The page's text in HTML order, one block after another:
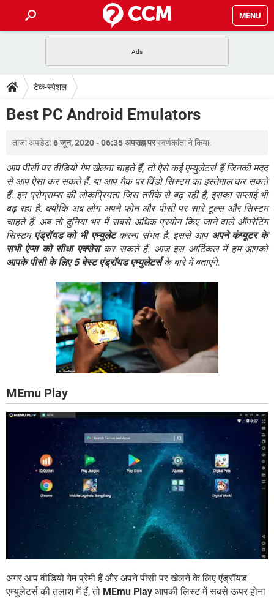
MENU
फोन पर अकाउंट बैलेंस चेक
WhatsApp Hack हो गया? Lucky Patcher यूज करें
टेक-स्पेशल
2020 के फ्री एंटीवायरस
बेस्ट फ्री ऑनलाइन गेम्स
डाउनलोड
FORUM
TikTok Account Freeze हो गया JioPhone में TikTok डाउनलोड
SBI बैंक अकाउंट नंबर पता करें
एनसाइक्लोपीडिया
केबल और कनेक्टर्स कंप्यूटर बस
सीरियल और पैरलल पोर्ट
टेक-स्पेशल
Best PC Android Emulators
ताजा अपडेट:6 जून, 2020 - 06:35 अपराह्न परस्वर्णकांताने किया.
आप पीसी पर वीडियो गेम खेलना चाहते हैं, तो ऐसे कई एम्युलेटर्स हैं जिनकी मदद
से आप ऐसा कर सकते हैं. या आप मैक पर विंडो सिस्टम का इस्तेमाल कर सकते
हैं. इन प्रोग्राम्स की लोकप्रियता जिस तरीके से बढ़ रही है, इसका सप्लाई भी
बढ़ रहा है. क्योंकि अब लोग अपने फोन और पीसी पर सारे टूल्स और सिस्टम
चाहते हैं. अब तो दुनिया भर में सबसे अधिक प्रयोग किए जाने वाले ऑपरेटिंग
सिस्टम एंड्रॉयड को भी एम्युलेटकरना संभव है. इससे आप अपने कंप्यूटर के
सभी ऐप्स को सीधा एक्सेसकर सकते हैं. आज इस आर्टिकल में हम आपको
आपके पीसी के लिए 5 बेस्ट एंड्रॉयड एम्युलेटर्सके बारे में बताएंगे.
MEmu Play
अगर आप वीडियो गेम प्रेमी हैं और अपने पीसी पर खेलने के लिए एंड्रॉयड
एम्युलेटर्स की तलाश में हैं, तो MEmu Play आपकी लिस्ट में सबसे ऊपर होना